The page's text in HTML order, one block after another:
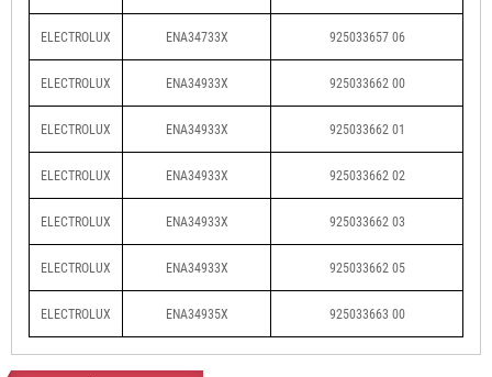
ELECTROLUX ENA34733X 925033657 06
ELECTROLUX ENA34933X 925033662 00
ELECTROLUX ENA34933X 925033662 01
ELECTROLUX ENA34933X 925033662 02
ELECTROLUX ENA34933X 925033662 03
ELECTROLUX ENA34933X 925033662 05
ELECTROLUX ENA34935X 925033663 00